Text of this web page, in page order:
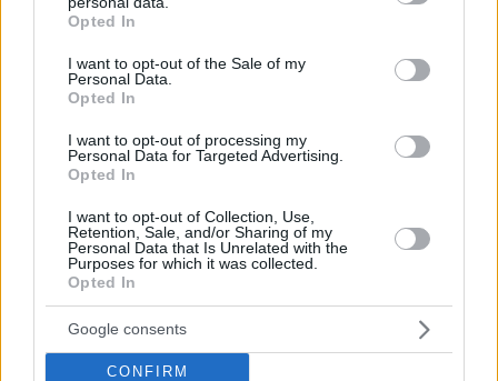
grant or deny consent to Google and its third-party tags to
use your data for below specified purposes in below Google
consent section.
Opted In
I want to opt-out of the Sale of my
Personal Data.
Opted In
I want to opt-out of processing my
Personal Data for Targeted Advertising.
Opted In
I want to opt-out of Collection, Use,
Retention, Sale, and/or Sharing of my
Personal Data that Is Unrelated with the
Purposes for which it was collected.
Opted In
Google consents
CONFIRM